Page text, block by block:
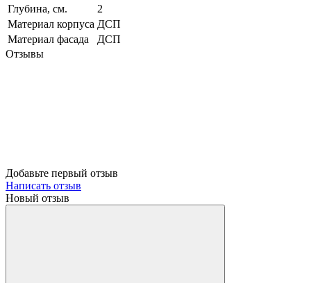
Глубина, см.
2
Материал корпуса ДСП
Материал фасада
ДСП
Отзывы
Добавьте первый отзыв
Написать отзыв
Новый отзыв